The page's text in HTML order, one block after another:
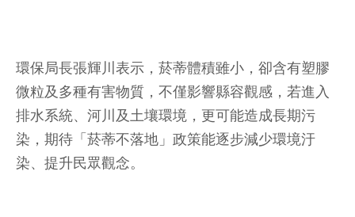
環保局長張輝川表示，菸蒂體積雖小，卻含有塑膠
微粒及多種有害物質，不僅影響縣容觀感，若進入
排水系統、河川及土壤環境，更可能造成長期污
染，期待「菸蒂不落地」政策能逐步減少環境汙
染、提升民眾觀念。